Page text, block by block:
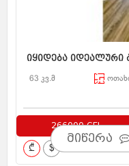
იყიდება იდეალური
63 კვ.მ
266000 GEL
₾ $
მიწერა